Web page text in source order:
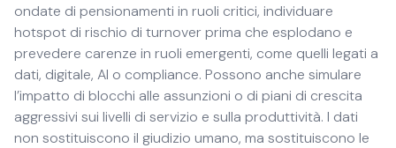
ondate di pensionamenti in ruoli critici, individuare
hotspot di rischio di turnover prima che esplodano e
prevedere carenze in ruoli emergenti, come quelli legati a
dati, digitale, AI o compliance. Possono anche simulare
l’impatto di blocchi alle assunzioni o di piani di crescita
aggressivi sui livelli di servizio e sulla produttività. I dati
non sostituiscono il giudizio umano, ma sostituiscono le